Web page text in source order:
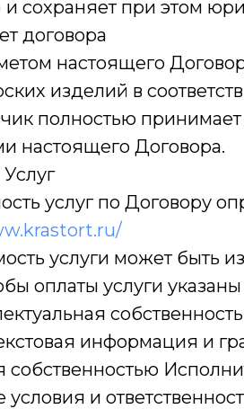
и сохраняет при этом
договора
настоящего
изделий в
полностью
настоящего Договора.
услуг по Договору
услуги может быть
оплаты услуги
собственность
информация и
собственностью
и